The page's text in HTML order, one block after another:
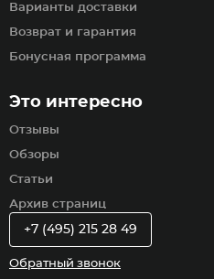
Варианты доставки
Возврат и гарантия
Бонусная программа
Это интересно
Отзывы
Обзоры
Статьи
Архив страниц
+7 (495) 215 28 49
Обратный звонок